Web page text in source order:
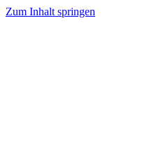
Zum Inhalt springen